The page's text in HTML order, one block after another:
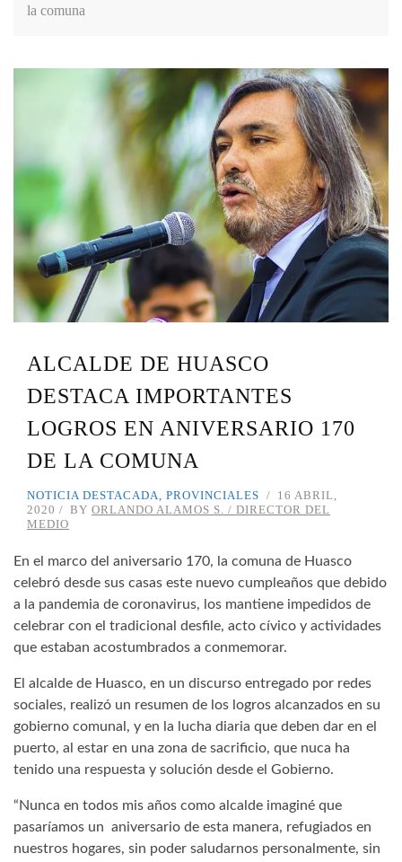
la comuna
ALCALDE DE HUASCO
DESTACA IMPORTANTES
LOGROS EN ANIVERSARIO 170
DE LA COMUNA
NOTICIA DESTACADA, PROVINCIALES
16 ABRIL,
2020
BY ORLANDO ALAMOS S. / DIRECTOR DEL
MEDIO
En el marco del aniversario 170, la comuna de Huasco
celebró desde sus casas este nuevo cumpleaños que debido
a la pandemia de coronavirus, los mantiene impedidos de
celebrar con el tradicional desfile, acto cívico y actividades
que estaban acostumbrados a conmemorar.
El alcalde de Huasco, en un discurso entregado por redes
sociales, realizó un resumen de los logros alcanzados en su
gobierno comunal, y en la lucha diaria que deben dar en el
puerto, al estar en una zona de sacrificio, que nuca ha
tenido una respuesta y solución desde el Gobierno.
“Nunca en todos mis años como alcalde imaginé que
pasaríamos un aniversario de esta manera, refugiados en
nuestros hogares, sin poder saludarnos personalmente, sin